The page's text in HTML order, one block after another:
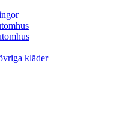
kläder